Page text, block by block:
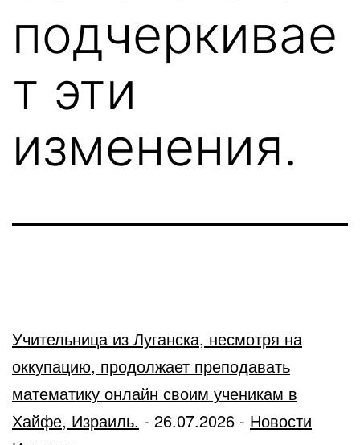
подчеркивае
т эти
изменения.
Учительница из Луганска, несмотря на
оккупацию, продолжает преподавать
математику онлайн своим ученикам в
Хайфе, Израиль. - 26.07.2026 - Новости